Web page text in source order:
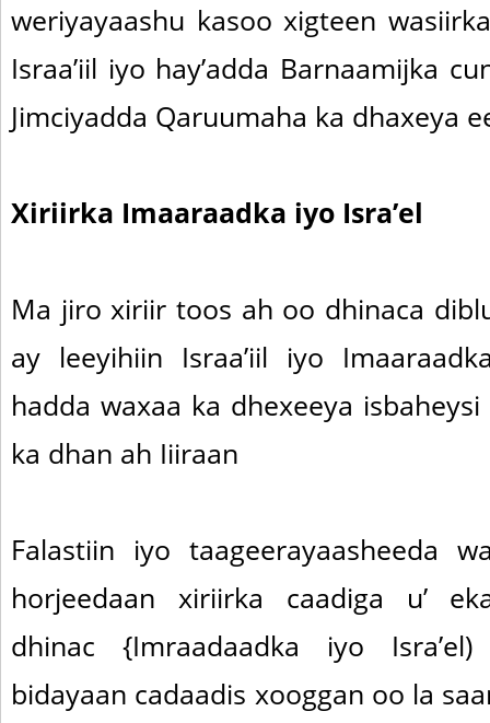
weriyayaashu kasoo xigteen
Israa’iil iyo hay’adda Barnaamijka
Jimciyadda Qaruumaha ka dhaxeya
Xiriirka Imaaraadka iyo Isra’el
Ma jiro xiriir toos ah oo dhinaca
ay leeyihiin Israa’iil iyo
hadda waxaa ka dhexeeya
ka dhan ah Iiiraan
Falastiin iyo taageerayaasheeda
horjeedaan xiriirka caadiga u’
dhinac {Imraadaadka iyo
bidayaan cadaadis xooggan oo la